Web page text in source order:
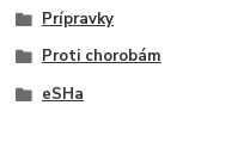
Prípravky
Proti chorobám
eSHa